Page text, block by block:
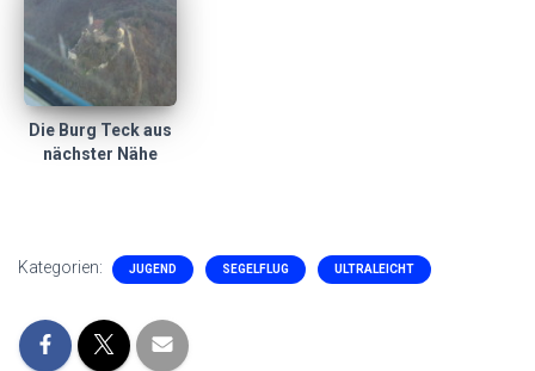
Die Burg Teck aus
nächster Nähe
Kategorien: JUGEND SEGELFLUG ULTRALEICHT